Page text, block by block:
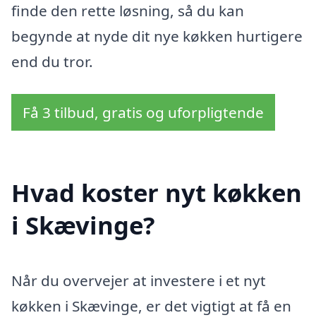
finde den rette løsning, så du kan
begynde at nyde dit nye køkken hurtigere
end du tror.
Få 3 tilbud, gratis og uforpligtende
Hvad koster nyt køkken
i Skævinge?
Når du overvejer at investere i et nyt
køkken i Skævinge, er det vigtigt at få en